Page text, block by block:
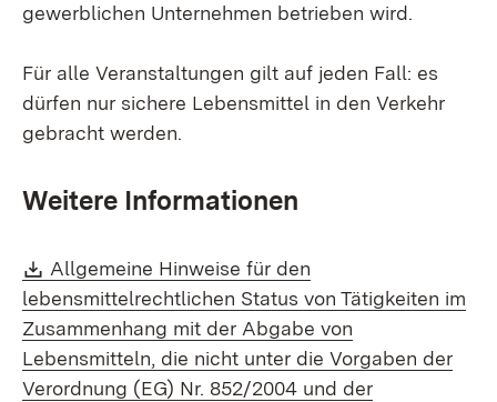
gewerblichen Unternehmen betrieben wird.
Für alle Veranstaltungen gilt auf jeden Fall: es
dürfen nur sichere Lebensmittel in den Verkehr
gebracht werden.
Weitere Informationen
Download:
Allgemeine Hinweise für den
lebensmittelrechtlichen Status von Tätigkeiten im
Zusammenhang mit der Abgabe von
Lebensmitteln, die nicht unter die Vorgaben der
Verordnung (EG) Nr. 852/2004 und der